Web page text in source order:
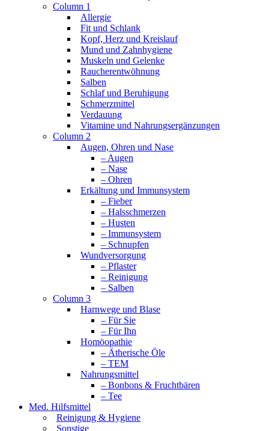
Column 1
Allergie
Fit und Schlank
Kopf, Herz und Kreislauf
Mund und Zahnhygiene
Muskeln und Gelenke
Raucherentwöhnung
Salben
Schlaf und Beruhigung
Schmerzmittel
Verdauung
Vitamine und Nahrungsergänzungen
Column 2
Augen, Ohren und Nase
– Augen
– Nase
– Ohren
Erkältung und Immunsystem
– Fieber
– Halsschmerzen
– Husten
– Immunsystem
– Schnupfen
Wundversorgung
– Pflaster
– Reinigung
– Salben
Column 3
Harnwege und Blase
– Für Sie
– Für Ihn
Homöopathie
– Ätherische Öle
– TEM
Nahrungsmittel
– Bonbons & Fruchtbären
– Tee
Med. Hilfsmittel
Reinigung & Hygiene
Sonstige